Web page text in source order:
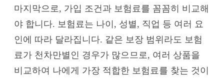
마지막으로, 가입 조건과 보험료를 꼼꼼히 비교해
야 합니다. 보험료는 나이, 성별, 직업 등 여러 요
인에 따라 달라집니다. 같은 보장 범위라도 보험
료가 천차만별인 경우가 많으므로, 여러 상품을
비교하여 나에게 가장 적합한 보험료를 찾는 것이